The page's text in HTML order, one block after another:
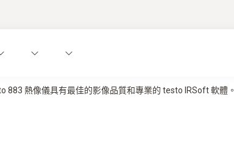
883 熱像儀具有最佳的影像品質和專業的 testo IRSoft 軟體。